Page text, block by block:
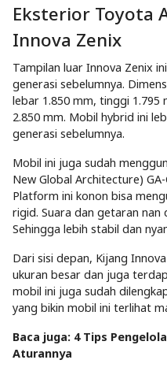
Eksterior Toyota
Innova Zenix
Tampilan luar Innova Zenix
generasi sebelumnya.
lebar 1.850 mm, tinggi 1.795
2.850 mm. Mobil hybrid ini
generasi sebelumnya.
Mobil ini juga sudah
New Global Architecture)
Platform ini konon bisa
rigid. Suara dan getaran nan
Sehingga lebih stabil dan
Dari sisi depan, Kijang
ukuran besar dan juga
mobil ini juga sudah
yang bikin mobil ini terlihat
Baca juga: 4 Tips
Aturannya